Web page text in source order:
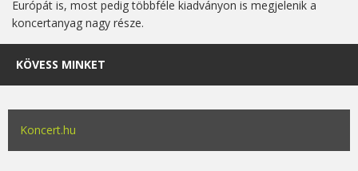
Európát is, most pedig többféle kiadványon is megjelenik a
koncertanyag nagy része.
KÖVESS MINKET
Koncert.hu